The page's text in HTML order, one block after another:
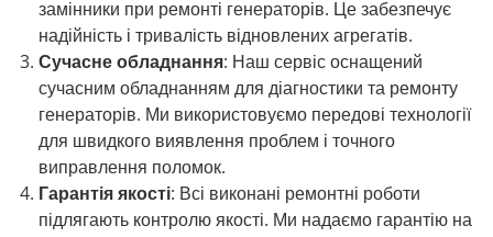
замінники при ремонті генераторів. Це забезпечує
надійність і тривалість відновлених агрегатів.
Сучасне обладнання: Наш сервіс оснащений
сучасним обладнанням для діагностики та ремонту
генераторів. Ми використовуємо передові технології
для швидкого виявлення проблем і точного
виправлення поломок.
Гарантія якості: Всі виконані ремонтні роботи
підлягають контролю якості. Ми надаємо гарантію на